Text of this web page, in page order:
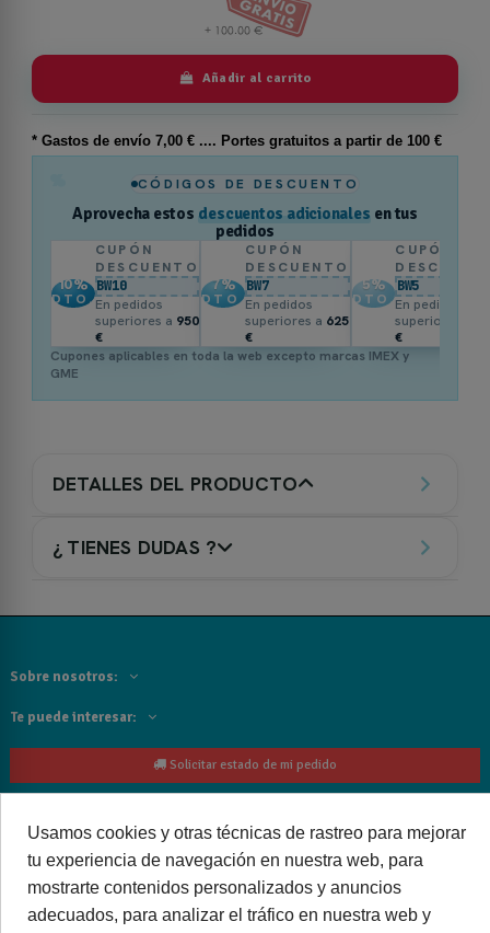
Añadir al carrito
* Gastos de envío 7,00 € .... Portes gratuitos a partir de 100 €
CÓDIGOS DE DESCUENTO
Aprovecha estos descuentos adicionales en tus
pedidos
10%
DTO.
CUPÓN
DESCUENTO
BW10
En pedidos
superiores a 950
€
7%
DTO.
CUPÓN
DESCUENTO
BW7
En pedidos
superiores a 625
€
5%
DTO.
CUPÓN
BW5
En pedidos
superiores a
€
Cupones aplicables en toda la web excepto marcas IMEX y
GME
DETALLES DEL PRODUCTO
¿ TIENES DUDAS ?
Sobre nosotros:
Te puede interesar:
Solicitar estado de mi pedido
Siguenos
Cancelar o devolver un pedido
Usamos cookies y otras técnicas de rastreo para mejorar
tu experiencia de navegación en nuestra web, para
mostrarte contenidos personalizados y anuncios
adecuados, para analizar el tráfico en nuestra web y